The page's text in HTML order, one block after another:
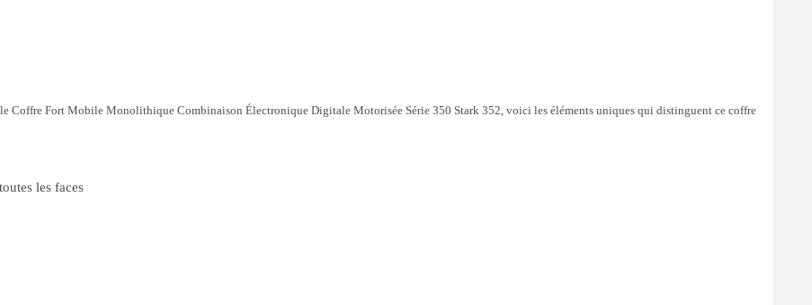
Coffre Fort Mobile Monolithique Combinaison Électronique Digitale Motorisée Série 350 Stark 352, voici les éléments uniques qui distinguent ce coffre
les faces